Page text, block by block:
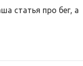
статья про бег, а